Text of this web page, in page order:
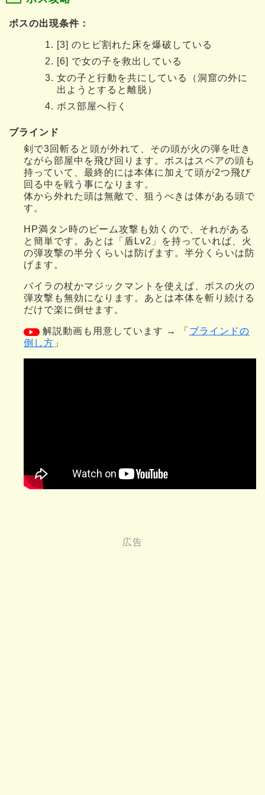
ボスの出現条件：
[3] のヒビ割れた床を爆破している
[6] で女の子を救出している
女の子と行動を共にしている（洞窟の外に
出ようとすると離脱）
ボス部屋へ行く
ブラインド
剣で3回斬ると頭が外れて、その頭が火の弾を吐き
ながら部屋中を飛び回ります。ボスはスペアの頭も
持っていて、最終的には本体に加えて頭が2つ飛び
回る中を戦う事になります。
体から外れた頭は無敵で、狙うべきは体がある頭で
す。
HP満タン時のビーム攻撃も効くので、それがある
と簡単です。あとは「盾Lv2」を持っていれば、火
の弾攻撃の半分くらいは防げます。半分くらいは防
げます。
バイラの杖かマジックマントを使えば、ボスの火の
弾攻撃も無効になります。あとは本体を斬り続ける
だけで楽に倒せます。
▶ 解説動画も用意しています → 「 ブラインドの
倒し方 」